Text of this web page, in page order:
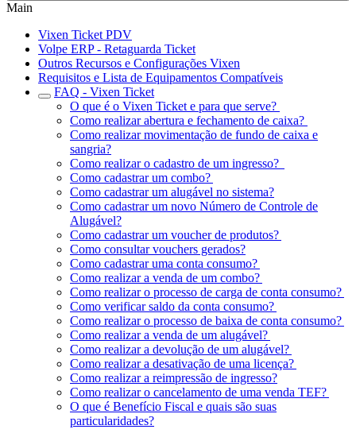
Main
Vixen Ticket PDV
Volpe ERP - Retaguarda Ticket
Outros Recursos e Configurações Vixen
Requisitos e Lista de Equipamentos Compatíveis
FAQ - Vixen Ticket
O que é o Vixen Ticket e para que serve?
Como realizar abertura e fechamento de caixa?
Como realizar movimentação de fundo de caixa e
sangria?
Como realizar o cadastro de um ingresso?
Como cadastrar um combo?
Como cadastrar um alugável no sistema?
Como cadastrar um novo Número de Controle de
Alugável?
Como cadastrar um voucher de produtos?
Como consultar vouchers gerados?
Como cadastrar uma conta consumo?
Como realizar a venda de um combo?
Como realizar o processo de carga de conta consumo?
Como verificar saldo da conta consumo?
Como realizar o processo de baixa de conta consumo?
Como realizar a venda de um alugável?
Como realizar a devolução de um alugável?
Como realizar a desativação de uma licença?
Como realizar a reimpressão de ingresso?
Como realizar o cancelamento de uma venda TEF?
O que é Benefício Fiscal e quais são suas
particularidades?